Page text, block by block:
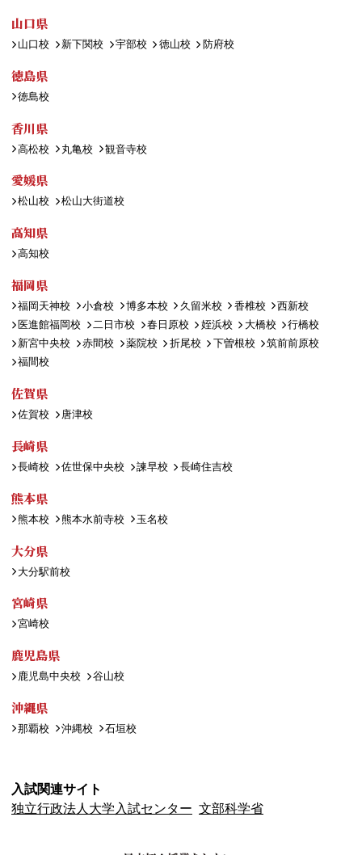
山口県
山口校 新下関校 宇部校 徳山校 防府校
徳島県
徳島校
香川県
高松校 丸亀校 観音寺校
愛媛県
松山校 松山大街道校
高知県
高知校
福岡県
福岡天神校 小倉校 博多本校 久留米校 香椎校
西新校
医進館福岡校
二日市校 春日原校 姪浜校 大橋校
行橋校
新宮中央校
赤間校 薬院校 折尾校 下曽根校
筑前前原校
福間校
佐賀県
佐賀校 唐津校
長崎県
長崎校 佐世保中央校 諫早校 長崎住吉校
熊本県
熊本校 熊本水前寺校 玉名校
大分県
大分駅前校
宮崎県
宮崎校
鹿児島県
鹿児島中央校 谷山校
沖縄県
那覇校 沖縄校 石垣校
入試関連サイト
独立行政法人大学入試センター 文部科学省